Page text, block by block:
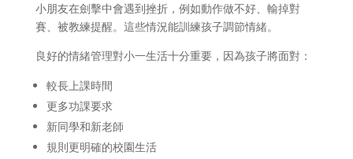
小朋友在劍擊中會遇到挫折，例如動作做不好、輸掉對
賽、被教練提醒。這些情況能訓練孩子調節情緒。
良好的情緒管理對小一生活十分重要，因為孩子將面對：
較長上課時間
更多功課要求
新同學和新老師
規則更明確的校園生活